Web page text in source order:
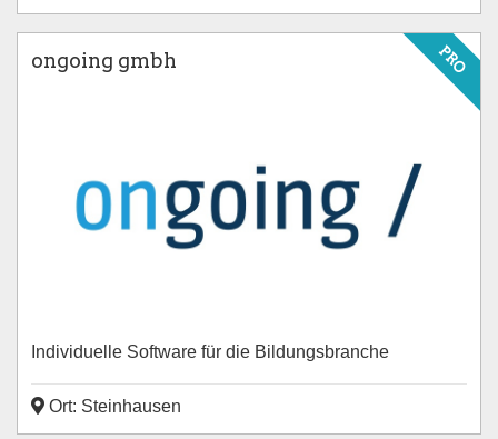
PRO
ongoing gmbh
Individuelle Software für die Bildungsbranche
Ort: Steinhausen